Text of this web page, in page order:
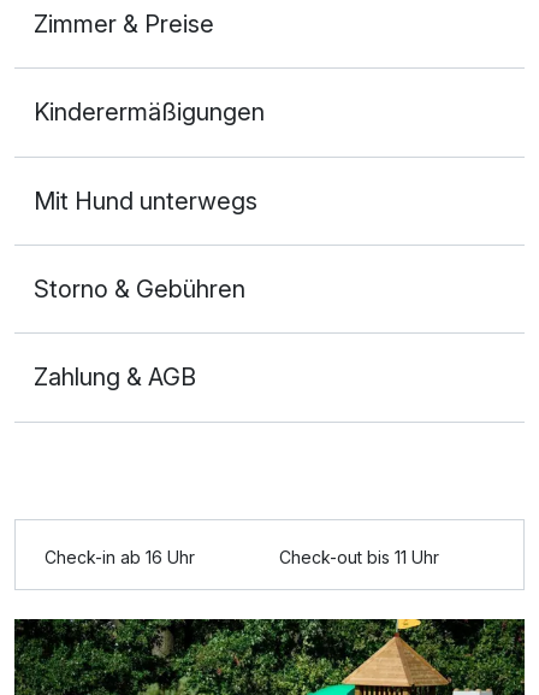
Zimmer & Preise
2 Erwachsene
Kinderermäßigungen
Mit Hund unterwegs
Storno & Gebühren
Zahlung & AGB
Check-in ab 16 Uhr Check-out bis 11 Uhr